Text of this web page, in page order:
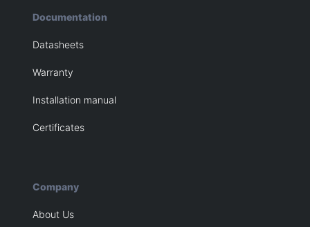
Documentation
Datasheets
Warranty
Installation manual
Certificates
Company
About Us